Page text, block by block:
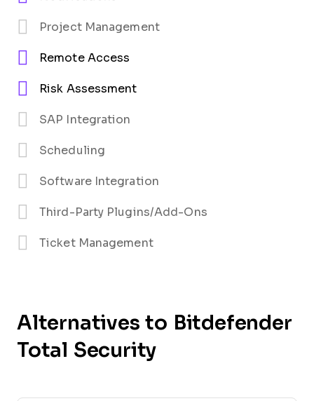
Project Management
Remote Access
Risk Assessment
SAP Integration
Scheduling
Software Integration
Third-Party Plugins/Add-Ons
Ticket Management
Alternatives to Bitdefender
Total Security